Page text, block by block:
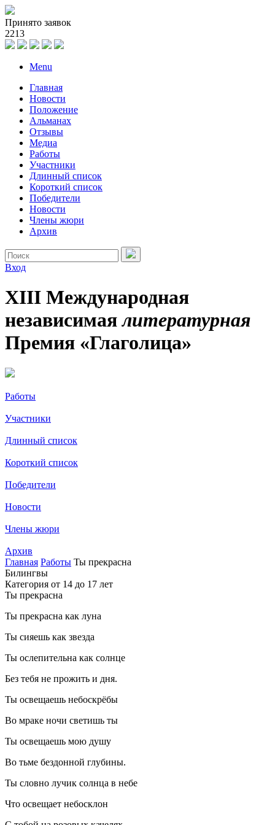
Принято заявок
2213
Menu
Главная
Новости
Положение
Альманах
Отзывы
Медиа
Работы
Участники
Длинный список
Короткий список
Победители
Новости
Члены жюри
Архив
Вход
XIII Международная
независимаялитературная
Премия «Глаголица»
Работы
Участники
Длинный список
Короткий список
Победители
Новости
Члены жюри
Архив
Главная Работы Ты прекрасна
Билингвы
Категория от 14 до 17 лет
Ты прекрасна
Ты прекрасна как луна
Ты сияешь как звезда
Ты ослепительна как солнце
Без тебя не прожить и дня.
Ты освещаешь небоскрёбы
Во мраке ночи светишь ты
Ты освещаешь мою душу
Во тьме бездонной глубины.
Ты словно лучик солнца в небе
Что освещает небосклон